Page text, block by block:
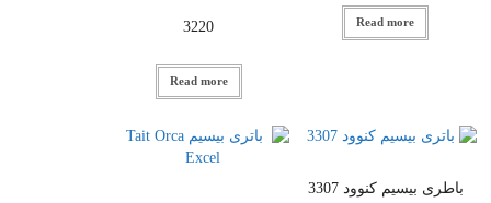
Read more
3220
Read more
باطری بیسیم کنوود 3307